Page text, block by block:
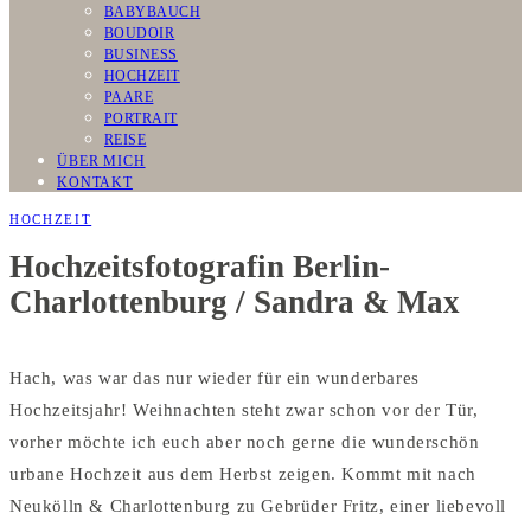
BABYBAUCH
BOUDOIR
BUSINESS
HOCHZEIT
PAARE
PORTRAIT
REISE
ÜBER MICH
KONTAKT
HOCHZEIT
Hochzeitsfotografin Berlin-
Charlottenburg / Sandra & Max
Hach, was war das nur wieder für ein wunderbares
Hochzeitsjahr! Weihnachten steht zwar schon vor der Tür,
vorher möchte ich euch aber noch gerne die wunderschön
urbane Hochzeit aus dem Herbst zeigen. Kommt mit nach
Neukölln & Charlottenburg zu Gebrüder Fritz, einer liebevoll